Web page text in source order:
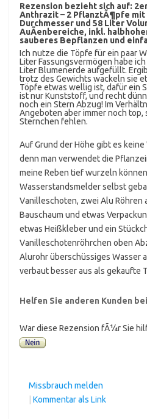
Rezension bezieht sich auf:
Anthrazit – 2 PflanztÃ¶pfe mit
Durchmesser und 58 Liter
AuÃenbereiche, inkl.
sauberes Bepflanzen und
Ich nutze die Töpfe für ein paar
Liter Fassungsvermögen habe
Liter Blumenerde aufgefüllt.
trotz des Gewichts wackeln sie
Töpfe etwas wellig ist, dafür ein
ist nur Kunststoff, und recht
noch ein Stern Abzug! Im
Angeboten aber immer noch
Sternchen fehlen.
Auf Grund der Höhe gibt es
denn man verwendet die
meine Reben tief wurzeln
Wasserstandsmelder selbst
Vanilleschoten, zwei Alu Röhren
Bauschaum und etwas
etwas Heißkleber und ein
Vanilleschotenröhrchen oben
Alurohr überschüssiges Wasser
verbaut besser aus als gekaufte
Helfen Sie anderen Kunden
War diese Rezension fÃ¼r Sie
Missbrauch melden
Kommentar als Link